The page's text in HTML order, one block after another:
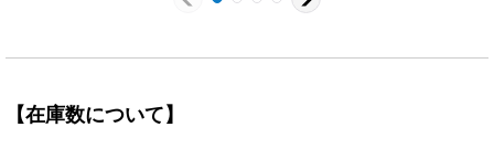
【在庫数について】